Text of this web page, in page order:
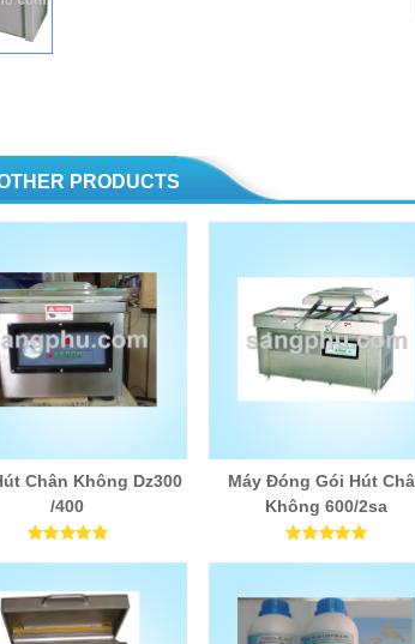
PRODUCTS
Chân Không Dz300
/400
Máy Đóng Gói Hút
Không 600/2sa